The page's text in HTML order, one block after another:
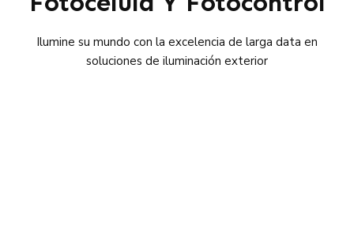
Ilumine su mundo con la excelencia de larga data en
soluciones de iluminación exterior